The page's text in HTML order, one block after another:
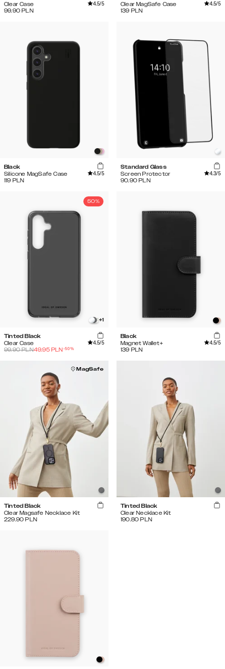
Clear Case
4.5/5
99.90 PLN
Clear MagSafe Case
4.5/5
139 PLN
Black
Silicone MagSafe Case
4.5/5
119 PLN
Standard Glass
Screen Protector
4.3/5
90.90 PLN
50%
+1
Tinted Black
Clear Case
4.5/5
99.90PLN49.95 PLN-50%
Black
Magnet Wallet+
4.5/5
139 PLN
MagSafe
Tinted Black
Clear Magsafe Necklace Kit
229.90 PLN
Tinted Black
Clear Necklace Kit
190.80 PLN